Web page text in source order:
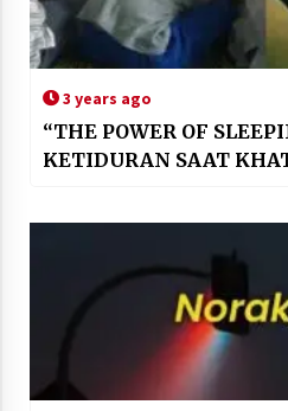
3 years ago
“THE POWER OF
KETIDURAN SAAT